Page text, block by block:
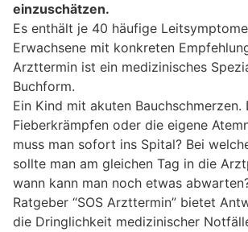
einzuschätzen.
Es enthält je 40 häufige
Erwachsene mit konkreten
Arzttermin ist ein medizinisches
Buchform.
Ein Kind mit akuten Bauchschmerzen.
Fieberkrämpfen oder die eigene
muss man sofort ins Spital? Bei
sollte man am gleichen Tag in die
wann kann man noch etwas
Ratgeber “SOS Arzttermin” bietet
die Dringlichkeit medizinischer